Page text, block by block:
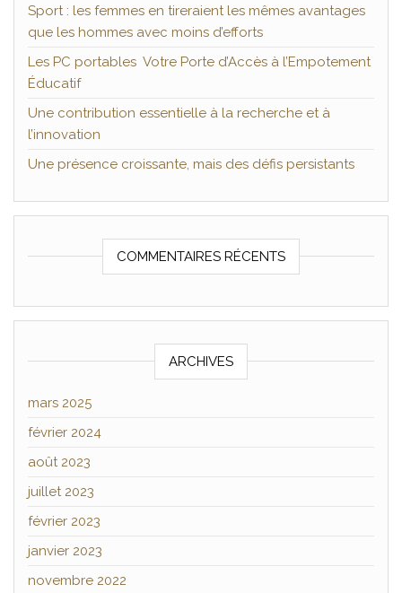
Sport : les femmes en tireraient les mêmes avantages
que les hommes avec moins d’efforts
Les PC portables Votre Porte d’Accès à l’Empotement
Éducatif
Une contribution essentielle à la recherche et à
l’innovation
Une présence croissante, mais des défis persistants
COMMENTAIRES RÉCENTS
ARCHIVES
mars 2025
février 2024
août 2023
juillet 2023
février 2023
janvier 2023
novembre 2022